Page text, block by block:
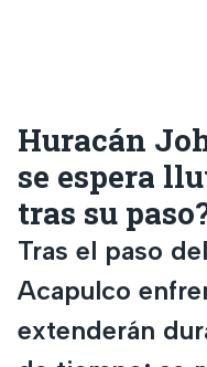
Huracán
se espera
tras su
Tras el paso
Acapulco
extenderán